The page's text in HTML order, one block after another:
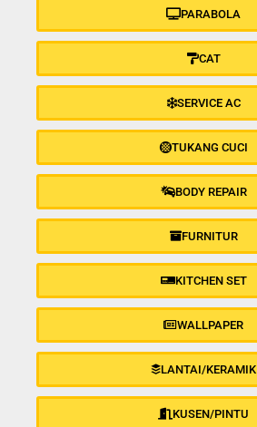
PARABOLA
CAT
SERVICE AC
TUKANG CUCI
BODY REPAIR
FURNITUR
KITCHEN SET
WALLPAPER
LANTAI/KERAMIK
KUSEN/PINTU